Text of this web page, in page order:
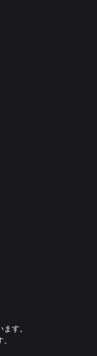
す。